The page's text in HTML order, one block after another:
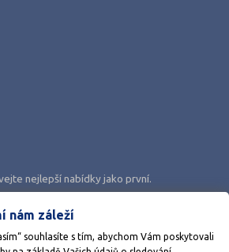
nejlepší nabídky jako první.
nám záleží
souhlasíte s tím, abychom Vám poskytovali